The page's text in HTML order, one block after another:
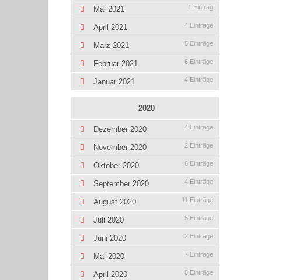
Mai 2021 1 Eintrag
April 2021 4 Einträge
März 2021 5 Einträge
Februar 2021 6 Einträge
Januar 2021 4 Einträge
2020
Dezember 2020 4 Einträge
November 2020 2 Einträge
Oktober 2020 6 Einträge
September 2020 4 Einträge
August 2020 11 Einträge
Juli 2020 5 Einträge
Juni 2020 2 Einträge
Mai 2020 7 Einträge
April 2020 8 Einträge